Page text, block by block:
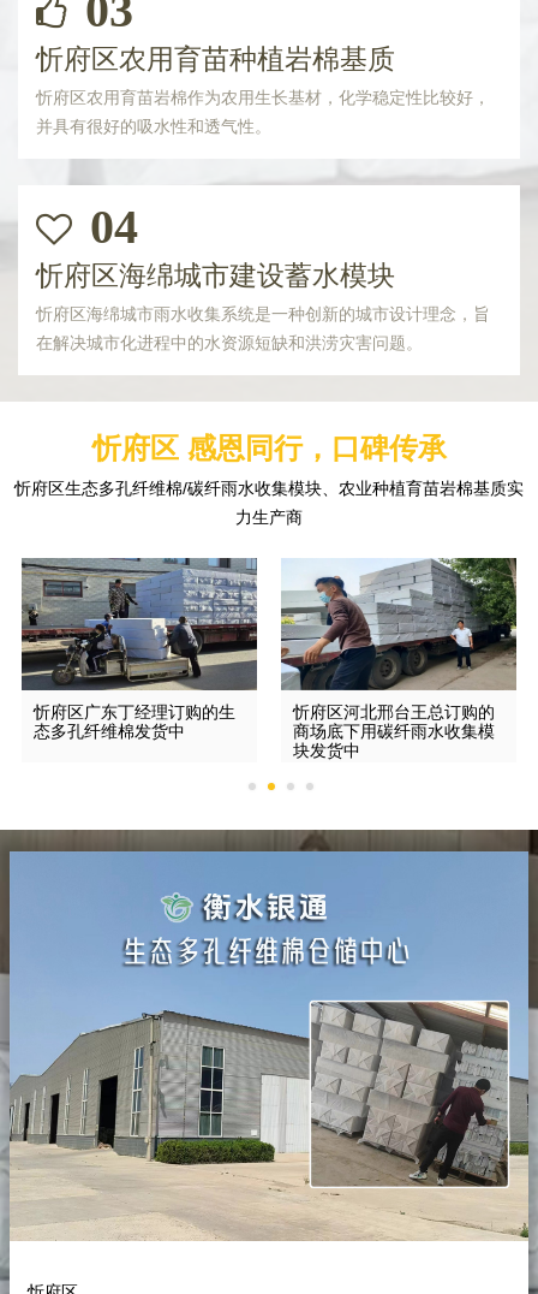
忻府区农用育苗种植岩棉基质
忻府区农用育苗岩棉作为农用生长基材，化学稳定性比较好，
并具有很好的吸水性和透气性。
04
忻府区海绵城市建设蓄水模块
忻府区海绵城市雨水收集系统是一种创新的城市设计理念，旨
在解决城市化进程中的水资源短缺和洪涝灾害问题。
忻府区 感恩同行，口碑传承
忻府区生态多孔纤维棉/碳纤雨水收集模块、农业种植育苗岩棉基质实
力生产商
忻府区广东丁经理订购的生
态多孔纤维棉发货中
忻府区河北邢台王总订购的
商场底下用碳纤雨水收集模
块发货中